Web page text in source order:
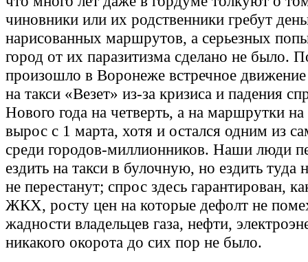
чиновники или их родственники гребут
нарисованных маршрутов, а серьезных
город от их паразитизма сделано не было.
произошло в Воронеже встречное
на такси «Везет» из-за кризиса и падения
Нового года на четверть, а на маршрутки на
вырос с 1 марта, хотя и остался одним из
среди городов-миллионников. Наши люди
ездить на такси в булочную, но ездить туда
не перестанут; спрос здесь гарантирован,
ЖКХ, росту цен на которые дефолт не
жадности владельцев газа, нефти,
никакого окорота до сих пор не было.